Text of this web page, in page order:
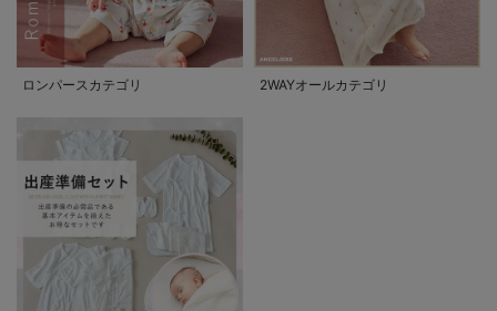
ロンパースカテゴリ 2WAYオールカテゴリ